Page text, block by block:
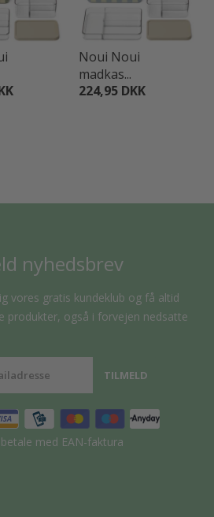
Noui Noui
madkas...
224,95 DKK
nyhedsbrev
vores gratis kundeklub og få altid
produkter, også i forvejen nedsatte
med EAN-faktura